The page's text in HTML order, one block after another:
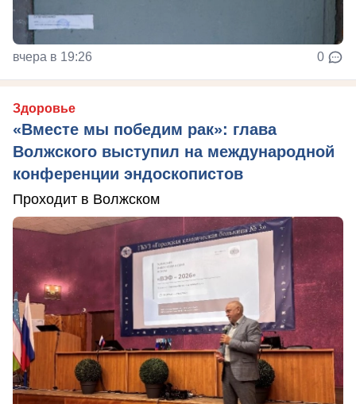
вчера в 19:26 0
Здоровье
«Вместе мы победим рак»: глава
Волжского выступил на международной
конференции эндоскопистов
Проходит в Волжском